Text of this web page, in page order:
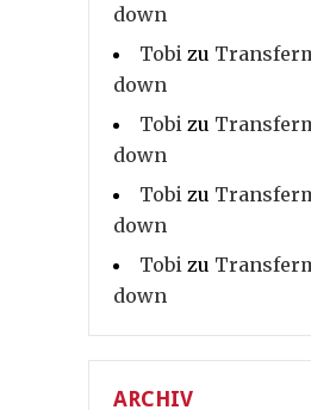
down
Tobi zu
down
Tobi zu
down
Tobi zu
down
Tobi zu
down
ARCHIV